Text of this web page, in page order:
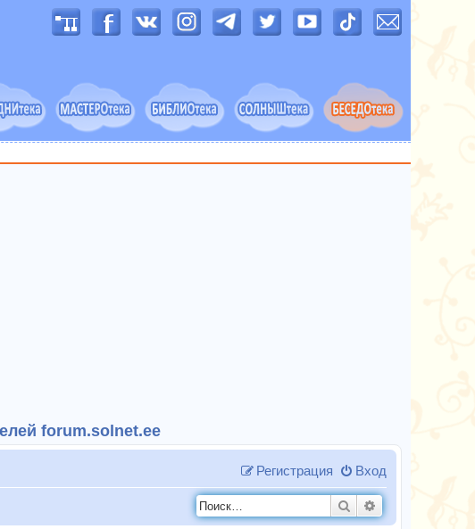
forum.solnet.ee
Вход
Регистрация
Поиск